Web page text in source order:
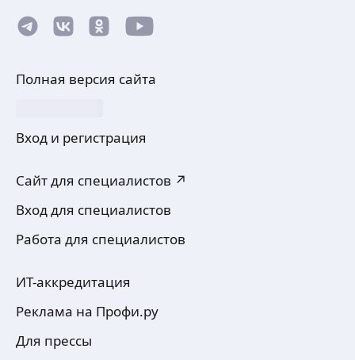
Полная версия сайта
Вход и регистрация
Сайт для специалистов ↗
Вход для специалистов
Работа для специалистов
ИТ-аккредитация
Реклама на Профи.ру
Для прессы